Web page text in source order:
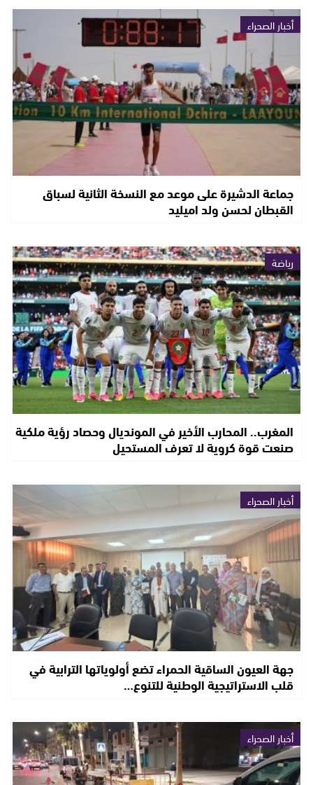
أخبار الصحراء
جماعة الدشيرة على موعد مع النسخة الثانية لسباق
القبطان لحسن ولد اميليد
رياضة
المغرب.. المحارب الأخير في المونديال وحصاد رؤية ملكية
صنعت قوة كروية لا تعرف المستحيل
أخبار الصحراء
جهة العيون الساقية الحمراء تضع أولوياتها الترابية في
قلب الاستراتيجية الوطنية للتنوع…
أخبار الصحراء